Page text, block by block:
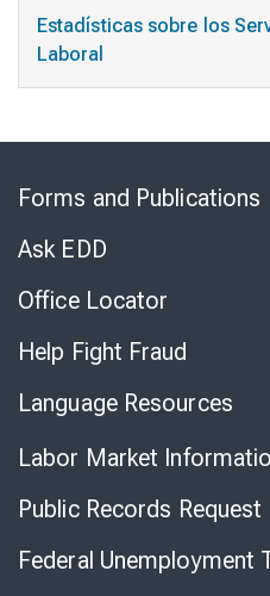
Estadísticas sobre los
Laboral
Forms and Publications
Ask EDD
Office Locator
Help Fight Fraud
Language Resources
Labor Market
Public Records Request
Federal Unemployment